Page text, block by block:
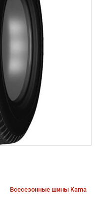
Всесезонные шины Kama